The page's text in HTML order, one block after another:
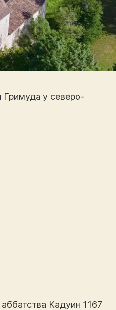
Гримуда у северо-
Кадуин 1167